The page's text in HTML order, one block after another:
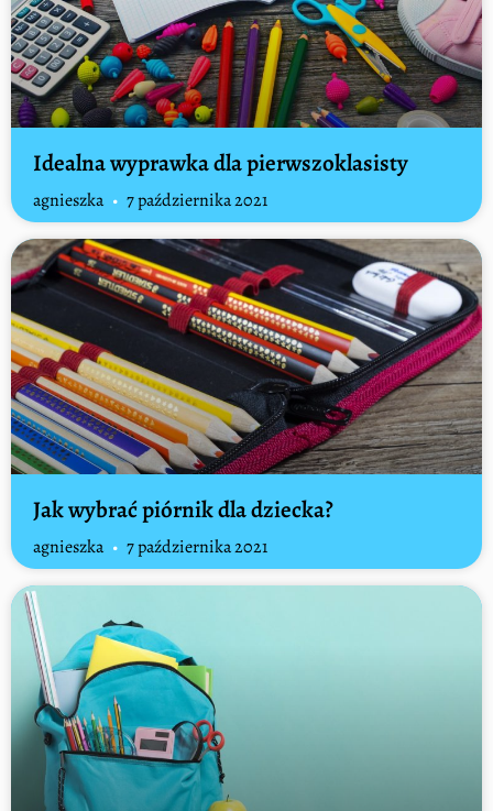
Idealna wyprawka dla pierwszoklasisty
agnieszka 7 października 2021
Jak wybrać piórnik dla dziecka?
agnieszka 7 października 2021